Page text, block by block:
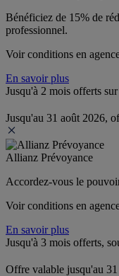
Bénéficiez de 15% de
professionnel.
Voir conditions en
En savoir plus
Jusqu'à 2 mois offerts
Jusqu'au 31 août 2026,
Allianz Prévoyance
Accordez-vous le
Voir conditions en
En savoir plus
Jusqu'à 3 mois offerts,
Offre valable jusqu'au